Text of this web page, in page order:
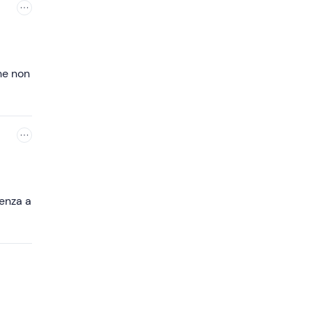
non
a